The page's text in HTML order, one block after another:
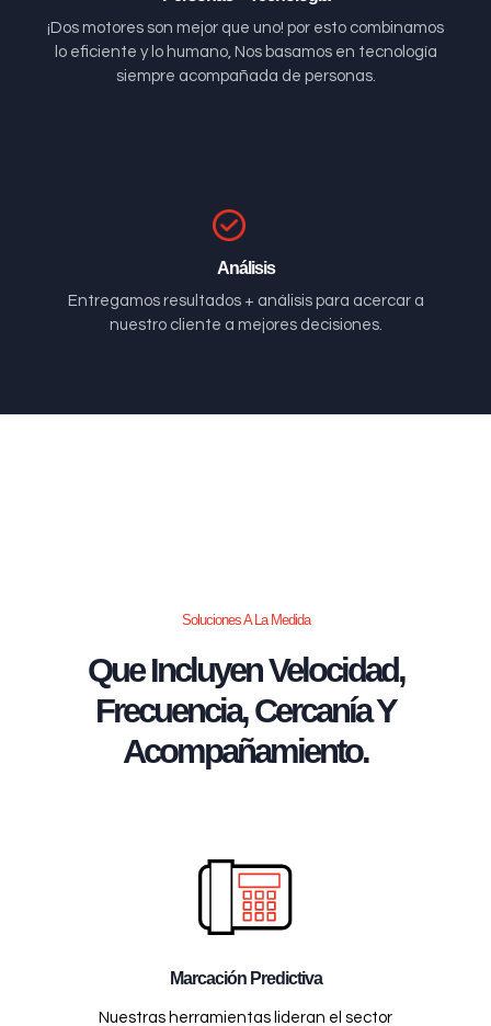
¡Dos motores son mejor que uno! por esto combinamos
lo eficiente y lo humano, Nos basamos en tecnología
siempre acompañada de personas.
Análisis
Entregamos resultados + análisis para acercar a
nuestro cliente a mejores decisiones.
Soluciones A La Medida
Que Incluyen Velocidad,
Frecuencia, Cercanía Y
Acompañamiento.
Marcación Predictiva
Nuestras herramientas lideran el sector